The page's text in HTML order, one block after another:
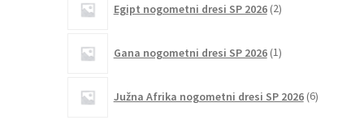
Egipt nogometni dresi SP 2026 2izdelka
Gana nogometni dresi SP 2026 1izdelek
Južna Afrika nogometni dresi SP 2026 6izdelkov